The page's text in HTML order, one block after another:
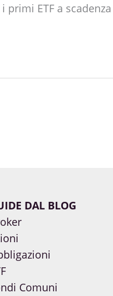
ETF a scadenza
DAL BLOG
Comuni